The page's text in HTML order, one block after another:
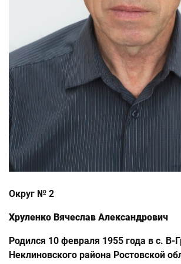
Округ № 2
Хруленко Вячеслав Александрович
Родился 10 февраля 1955 года в с. В-
Неклиновского района Ростовской